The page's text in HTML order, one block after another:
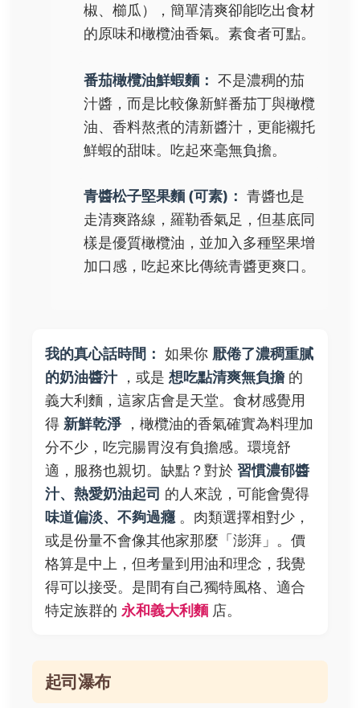
椒、櫛瓜），簡單清爽卻能吃出食材
的原味和橄欖油香氣。素食者可點。
番茄橄欖油鮮蝦麵： 不是濃稠的茄
汁醬，而是比較像新鮮番茄丁與橄欖
油、香料熬煮的清新醬汁，更能襯托
鮮蝦的甜味。吃起來毫無負擔。
青醬松子堅果麵 (可素)： 青醬也是
走清爽路線，羅勒香氣足，但基底同
樣是優質橄欖油，並加入多種堅果增
加口感，吃起來比傳統青醬更爽口。
我的真心話時間： 如果你 厭倦了濃稠重膩
的奶油醬汁，或是 想吃點清爽無負擔 的
義大利麵，這家店會是天堂。食材感覺用
得 新鮮乾淨 ，橄欖油的香氣確實為料理加
分不少，吃完腸胃沒有負擔感。環境舒
適，服務也親切。缺點？對於 習慣濃郁醬
汁、熱愛奶油起司 的人來說，可能會覺得
味道偏淡、不夠過癮 。肉類選擇相對少，
或是份量不會像其他家那麼「澎湃」。價
格算是中上，但考量到用油和理念，我覺
得可以接受。是間有自己獨特風格、適合
特定族群的 永和義大利麵 店。
起司瀑布